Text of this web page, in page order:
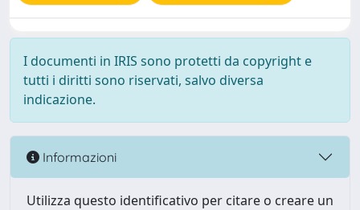
I documenti in IRIS sono protetti da copyright e
tutti i diritti sono riservati, salvo diversa
indicazione.
Informazioni
Utilizza questo identificativo per citare o creare un